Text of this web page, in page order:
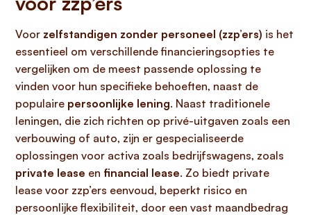
Voor zelfstandigen zonder personeel (zzp’ers) is het
essentieel om verschillende financieringsopties te
vergelijken om de meest passende oplossing te
vinden voor hun specifieke behoeften, naast de
populaire persoonlijke lening. Naast traditionele
leningen, die zich richten op privé-uitgaven zoals een
verbouwing of auto, zijn er gespecialiseerde
oplossingen voor activa zoals bedrijfswagens, zoals
private lease en financial lease. Zo biedt private
lease voor zzp’ers eenvoud, beperkt risico en
persoonlijke flexibiliteit, door een vast maandbedrag